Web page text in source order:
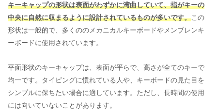
キーキャップの形状は表面がわずかに湾曲していて、指がキーの
中央に自然に収まるように設計されているものが多いです。この
形状は一般的で、多くののメカニカルキーボードやメンブレンキ
ーボードに使用されています。
平面形状のキーキャップは、表面が平らで、高さが全てのキーで
均一です。タイピングに慣れている人や、キーボードの見た目を
シンプルに保ちたい場合に適しています。ただし、長時間の使用
には向いていないことがあります。